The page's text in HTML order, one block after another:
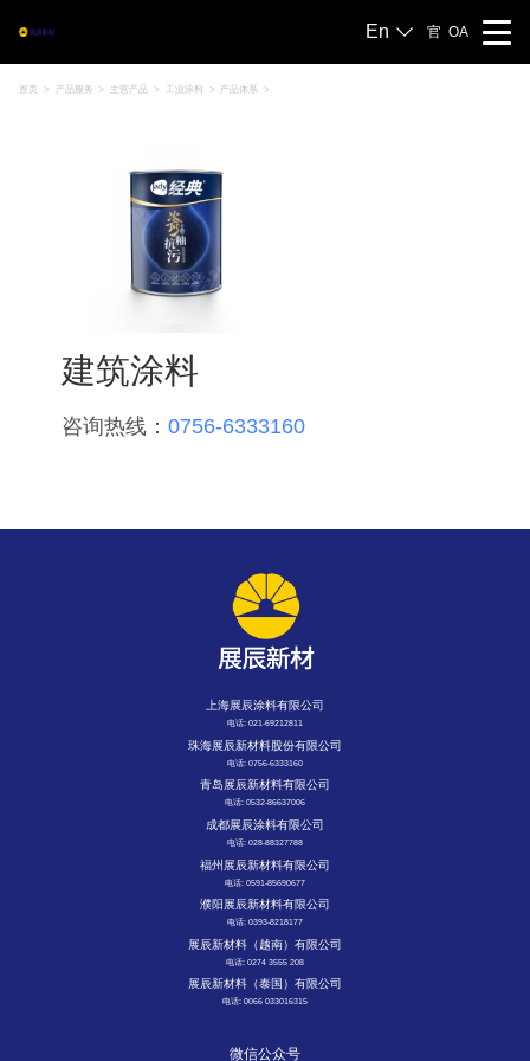
En 官 OA
首页 > 产品服务 > 主营产品 > 工业涂料 > 产品体系 >
建筑涂料
咨询热线： 0756-6333160
上海展辰涂料有限公司
电话: 021-69212811
珠海展辰新材料股份有限公司
电话: 0756-6333160
青岛展辰新材料有限公司
电话: 0532-86637006
成都展辰涂料有限公司
电话: 028-88327788
福州展辰新材料有限公司
电话: 0591-85690677
濮阳展辰新材料有限公司
电话: 0393-8218177
展辰新材料（越南）有限公司
电话: 0274 3555 208
展辰新材料（泰国）有限公司
电话: 0066 033016315
微信公众号